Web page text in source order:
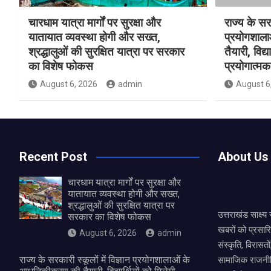
चारधाम यात्रा मार्गों पर सुरक्षा और
यातायात व्यवस्था होगी और सख्त,
श्रद्धालुओं की सुरक्षित यात्रा पर सरकार
का विशेष फोकस
August 6, 2026 admin
राज्य के
तैयारी,
प्रयोगात्मक
August
Recent Post
चारधाम यात्रा मार्गों पर सुरक्षा और
यातायात व्यवस्था होगी और सख्त,
श्रद्धालुओं की सुरक्षित यात्रा पर
सरकार का विशेष फोकस
August 6, 2026 admin
राज्य के सरकारी स्कूलों में विज्ञान प्रयोगशालाओं के
About Us
उत्तराखंड
खबरों को
संस्कृति,
सामाजिक